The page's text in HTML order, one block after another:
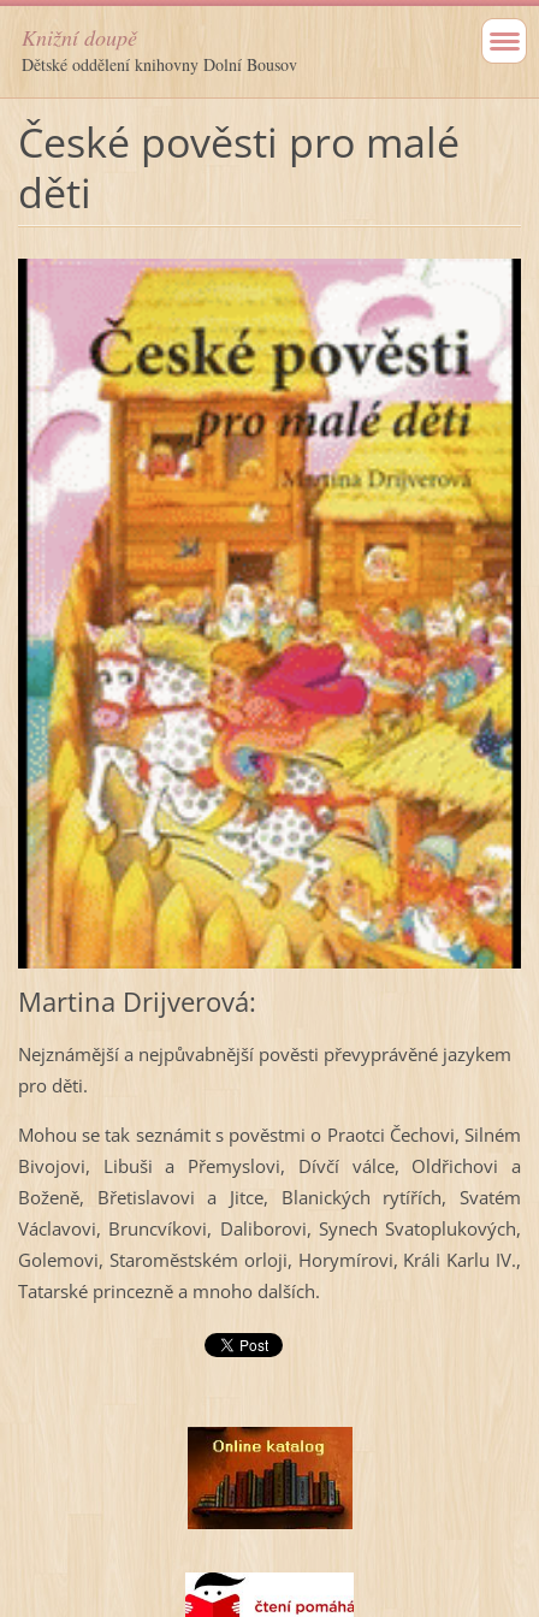
Knižní doupě
Dětské oddělení knihovny Dolní Bousov
České pověsti pro malé
děti
Martina Drijverová:
Nejznámější a nejpůvabnější pověsti převyprávěné jazykem
pro děti.
Mohou se tak seznámit s pověstmi o Praotci Čechovi, Silném
Bivojovi, Libuši a Přemyslovi, Dívčí válce, Oldřichovi a
Boženě, Břetislavovi a Jitce, Blanických rytířích, Svatém
Václavovi, Bruncvíkovi, Daliborovi, Synech Svatoplukových,
Golemovi, Staroměstském orloji, Horymírovi, Králi Karlu IV.,
Tatarské princezně a mnoho dalších.